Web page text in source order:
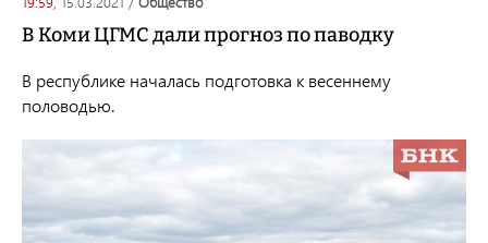
В Коми ЦГМС дали прогноз по паводку
В республике началась подготовка к весеннему
половодью.